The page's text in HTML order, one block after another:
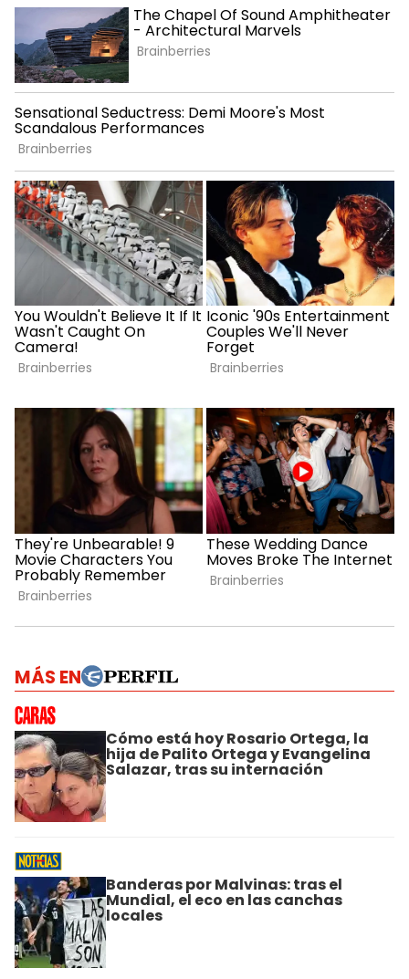
MÁS EN
Cómo está hoy Rosario Ortega, la
hija de Palito Ortega y Evangelina
Salazar, tras su internación
Banderas por Malvinas: tras el
Mundial, el eco en las canchas
locales